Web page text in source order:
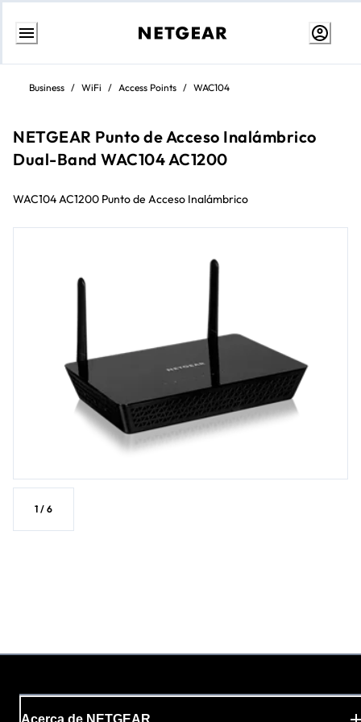
Ir
contenido
Business / WiFi / Access Points / WAC104
NETGEAR Punto de Acceso Inalámbrico
Dual-Band WAC104 AC1200
WAC104 AC1200 Punto de Acceso Inalámbrico
1 / 6